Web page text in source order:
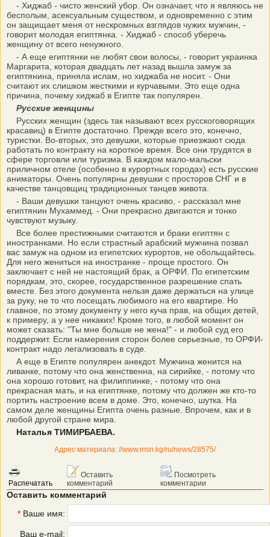
- Хиджаб - чисто женский убор. Он означает, что я являюсь не
бесполым, асексуальным существом, и одновременно с этим
он защищает меня от нескромных взглядов чужих мужчин, -
говорит молодая египтянка. - Хиджаб - способ уберечь
женщину от всего ненужного.
- А еще египтянки не любят свои волосы, - говорит украинка
Маргарита, которая двадцать лет назад вышла замуж за
египтянина, приняла ислам, но хиджаба не носит. - Они
считают их слишком жесткими и курчавыми. Это еще одна
причина, почему хиджаб в Египте так популярен.
Русские женщины
Русских женщин (здесь так называют всех русскоговорящих
красавиц) в Египте достаточно. Прежде всего это, конечно,
туристки. Во-вторых, это девушки, которые приезжают сюда
работать по контракту на короткое время. Все они трудятся в
сфере торговли или туризма. В каждом мало-мальски
приличном отеле (особенно в курортных городах) есть русские
аниматоры. Очень популярны девушки с просторов СНГ и в
качестве танцовщиц традиционных танцев живота.
- Ваши девушки танцуют очень красиво, - рассказал мне
египтянин Мухаммед. - Они прекрасно двигаются и тонко
чувствуют музыку.
Все более престижными считаются и браки египтян с
иностранками. Но если страстный арабский мужчина позвал
вас замуж на одном из египетских курортов, не обольщайтесь.
Для него жениться на иностранке - проще простого. Он
заключает с ней не настоящий брак, а ОРФИ. По египетским
порядкам, это, скорее, государственное разрешение спать
вместе. Без этого документа нельзя даже держаться на улице
за руку, не то что посещать любимого на его квартире. Но
главное, по этому документу у него куча прав, на общих детей,
к примеру, а у нее никаких! Кроме того, в любой момент он
может сказать: "Ты мне больше не жена!" - и любой суд его
поддержит. Если намерения сторон более серьезные, то ОРФИ-
контракт надо легализовать в суде.
А еще в Египте популярен анекдот. Мужчина женится на
ливанке, потому что она женственна, на сирийке, - потому что
она хорошо готовит, на филиппинке, - потому что она
прекрасная мать, и на египтянке, потому что должен же кто-то
портить настроение всем в доме. Это, конечно, шутка. На
самом деле женщины Египта очень разные. Впрочем, как и в
любой другой стране мира.
Наталья ТИМИРБАЕВА.
Адрес материала: //www.msn.kg/ru/news/28575/
Распечатать
Оставить
комментарий
Посмотреть
комментарии
Оставить комментарий
* Ваше имя:
Ваш e-mail: